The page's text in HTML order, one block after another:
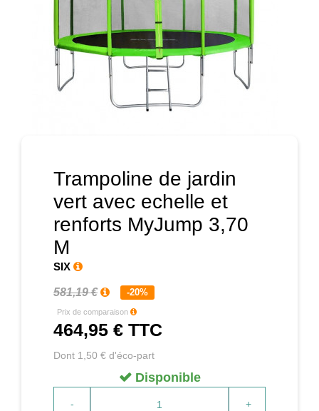
Trampoline de jardin
vert avec echelle et
renforts MyJump 3,70
M
SIX
581,19 € -20%
Prix de comparaison
464,95 € TTC
Dont 1,50 € d'éco-part
Disponible
- +